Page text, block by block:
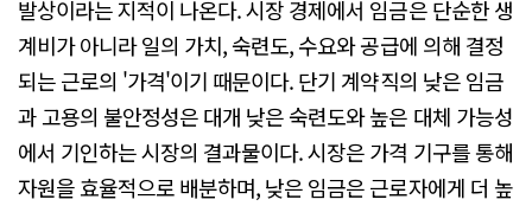
발상이라는 지적이 나온다. 시장 경제에서 임금은 단순한 생
계비가 아니라 일의 가치, 숙련도, 수요와 공급에 의해 결정
되는 근로의 '가격'이기 때문이다. 단기 계약직의 낮은 임금
과 고용의 불안정성은 대개 낮은 숙련도와 높은 대체 가능성
에서 기인하는 시장의 결과물이다. 시장은 가격 기구를 통해
자원을 효율적으로 배분하며, 낮은 임금은 근로자에게 더 높